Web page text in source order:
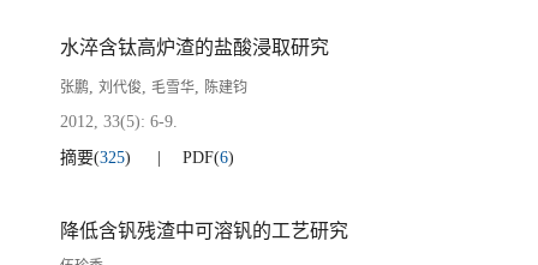
水淬含钛高炉渣的盐酸浸取研究
张鹏, 刘代俊, 毛雪华, 陈建钧
2012, 33(5): 6-9.
摘要(325) PDF(6)
降低含钒残渣中可溶钒的工艺研究